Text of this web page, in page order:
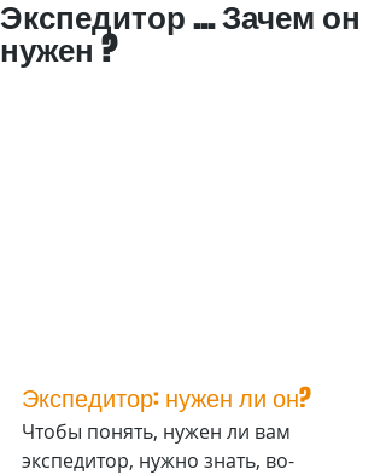
Экспедитор ... Зачем он
нужен ?
Экспедитор: нужен ли он?
Чтобы понять, нужен ли вам
экспедитор, нужно знать, во-